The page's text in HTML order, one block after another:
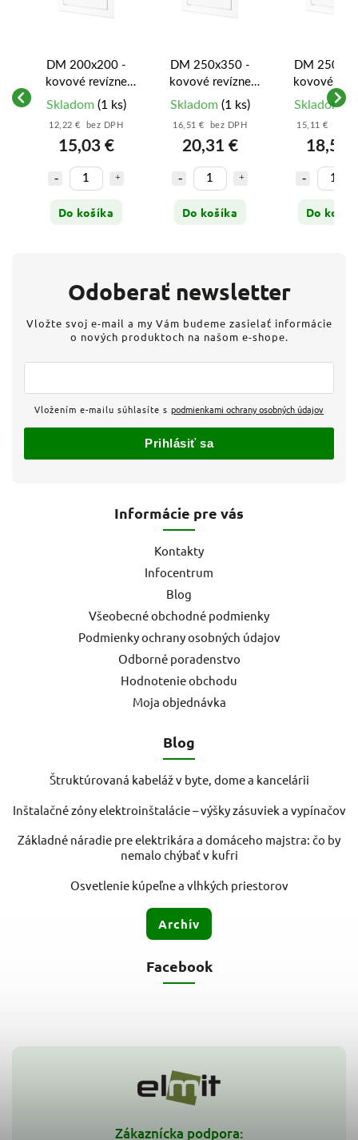
DM 200x200 -
kovové revízne
dvierka
Skladom (1 ks)
12,22 € bez DPH
15,03 €
Do košíka
DM 250x350 -
kovové revízne
dvierka
Skladom (1 ks)
16,51 € bez DPH
20,31 €
Do košíka
DM
kovové
dvierka
Skladom(1
15,11 € bez
18,58
Do
Zákaznícka podpora:
Informácie pre vás
Kontakty
Infocentrum
Blog
Všeobecné obchodné podmienky
Podmienky ochrany osobných údajov
Odborné poradenstvo
Hodnotenie obchodu
Moja objednávka
Blog
Štruktúrovaná kabeláž v byte, dome a kancelárii
Inštalačné zóny elektroinštalácie – výšky zásuviek a vypínačov
Základné náradie pre elektrikára a domáceho majstra: čo by
nemalo chýbať v kufri
Osvetlenie kúpeľne a vlhkých priestorov
Archív
Odoberať newsletter
Vložte svoj e-mail a my Vám budeme zasielať informácie
o nových produktoch na našom e-shope.
Vložením e-mailu súhlasíte s podmienkami ochrany osobných údajov
Prihlásiť sa
Facebook